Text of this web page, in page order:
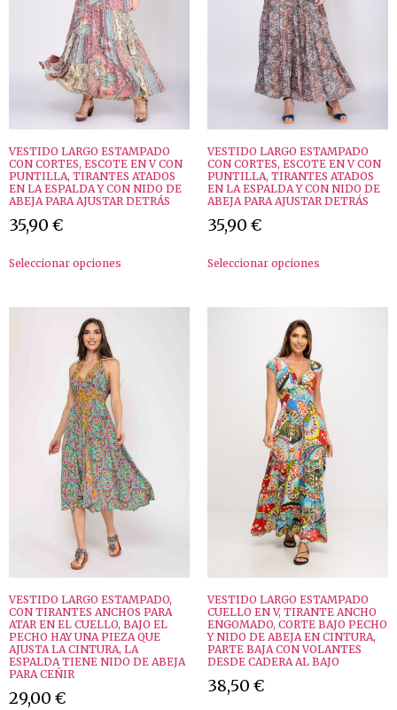
VESTIDO LARGO ESTAMPADO
CON CORTES, ESCOTE EN V CON
PUNTILLA, TIRANTES ATADOS
EN LA ESPALDA Y CON NIDO DE
ABEJA PARA AJUSTAR DETRÁS
35,90 €
Seleccionar opciones
VESTIDO LARGO ESTAMPADO
CON CORTES, ESCOTE EN V CON
PUNTILLA, TIRANTES ATADOS
EN LA ESPALDA Y CON NIDO DE
ABEJA PARA AJUSTAR DETRÁS
35,90 €
Seleccionar opciones
VESTIDO LARGO ESTAMPADO,
CON TIRANTES ANCHOS PARA
ATAR EN EL CUELLO, BAJO EL
PECHO HAY UNA PIEZA QUE
AJUSTA LA CINTURA, LA
ESPALDA TIENE NIDO DE ABEJA
PARA CEÑIR
29,00 €
VESTIDO LARGO ESTAMPADO
CUELLO EN V, TIRANTE ANCHO
ENGOMADO, CORTE BAJO PECHO
Y NIDO DE ABEJA EN CINTURA,
PARTE BAJA CON VOLANTES
DESDE CADERA AL BAJO
38,50 €